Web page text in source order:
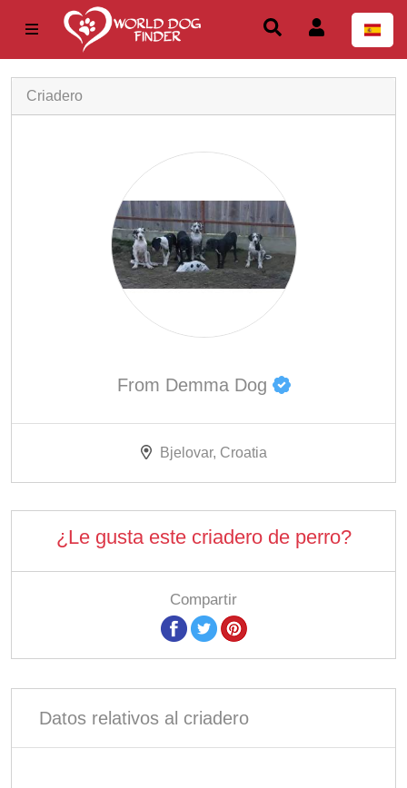
Criadero
From Demma Dog
Bjelovar, Croatia
¿Le gusta este criadero de perro?
Compartir
Datos relativos al criadero